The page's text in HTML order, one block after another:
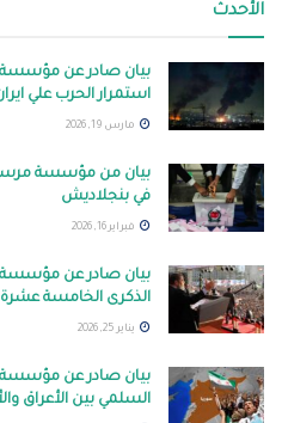
الأحدث
بيان صادر عن
استمرار الحرب علي
مارس 19, 2026
بيان من مؤسسة مرسي
في بنجلاديش
فبراير 16, 2026
بيان صادر عن مؤسسة
الذكرى الخامسة عشرة لثورة
يناير 25, 2026
بيان صادر عن مؤسسة
السلمي بين الأعراق